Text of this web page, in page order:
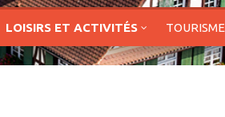
LOISIRS ET ACTIVITÉS TOURISME